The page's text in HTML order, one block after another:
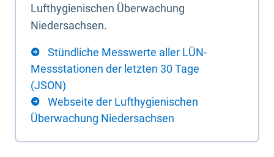
Lufthygienischen Überwachung
Niedersachsen.
Stündliche Messwerte aller LÜN-
Messstationen der letzten 30 Tage
(JSON)
Webseite der Lufthygienischen
Überwachung Niedersachsen